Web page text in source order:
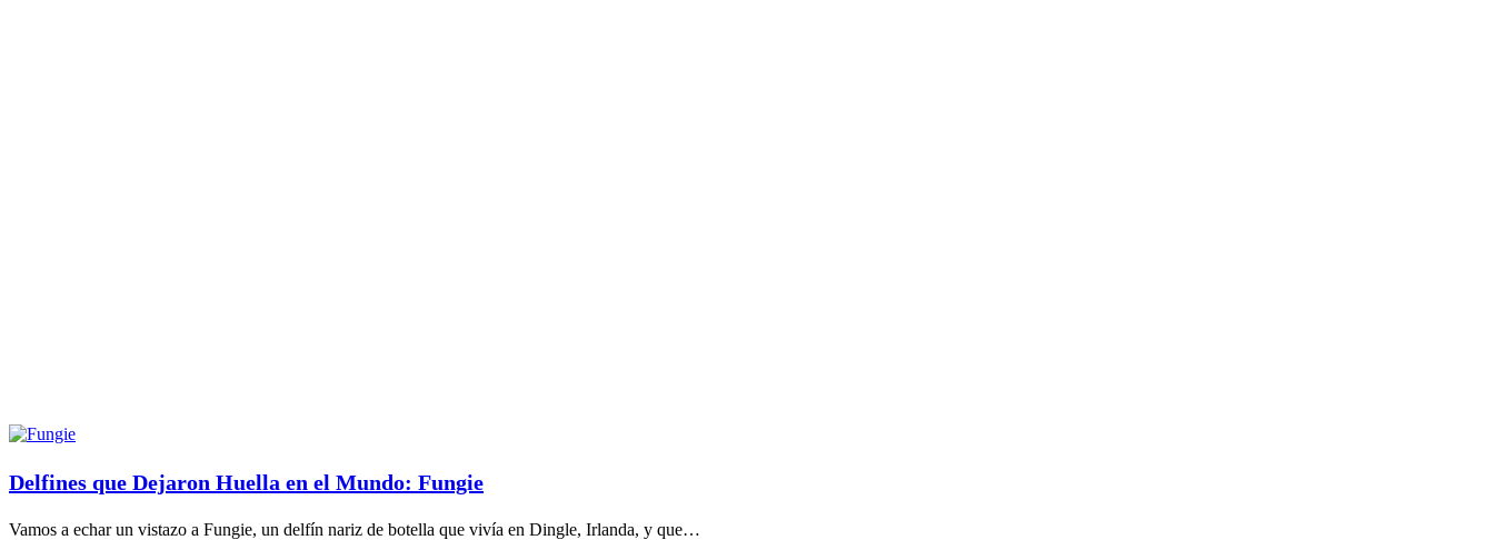
Delfines que Dejaron Huella en el Mundo: Fungie
Vamos a echar un vistazo a Fungie, un delfín nariz de botella que vivía en Dingle, Irlanda, y que…